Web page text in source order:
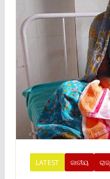
LATEST ଜାତୀୟ